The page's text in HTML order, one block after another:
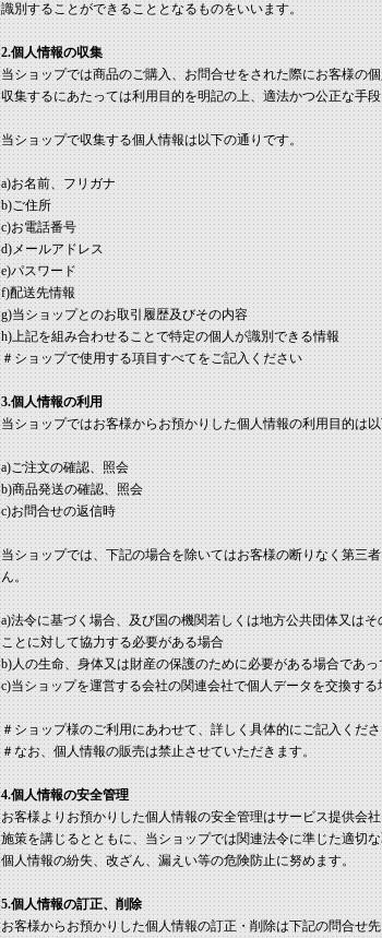
識別することができることとなるものをいいます。
2.個人情報の収集
当ショップでは商品のご購入、お問合せをされた際にお客様の
収集するにあたっては利用目的を明記の上、適法かつ公正な手
当ショップで収集する個人情報は以下の通りです。
a)お名前、フリガナ
b)ご住所
c)お電話番号
d)メールアドレス
e)パスワード
f)配送先情報
g)当ショップとのお取引履歴及びその内容
h)上記を組み合わせることで特定の個人が識別できる情報
＃ショップで使用する項目すべてをご記入ください
3.個人情報の利用
当ショップではお客様からお預かりした個人情報の利用目的は
a)ご注文の確認、照会
b)商品発送の確認、照会
c)お問合せの返信時
当ショップでは、下記の場合を除いてはお客様の断りなく第三
ん。
a)法令に基づく場合、及び国の機関若しくは地方公共団体又は
ことに対して協力する必要がある場合
b)人の生命、身体又は財産の保護のために必要がある場合であ
c)当ショップを運営する会社の関連会社で個人データを交換する
＃ショップ様のご利用にあわせて、詳しく具体的にご記入くだ
＃なお、個人情報の販売は禁止させていただきます。
4.個人情報の安全管理
お客様よりお預かりした個人情報の安全管理はサービス提供会
施策を講じるとともに、当ショップでは関連法令に準じた適切
個人情報の紛失、改ざん、漏えい等の危険防止に努めます。
5.個人情報の訂正、削除
お客様からお預かりした個人情報の訂正・削除は下記の問合せ